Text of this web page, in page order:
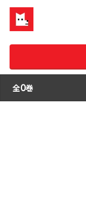
全0巻